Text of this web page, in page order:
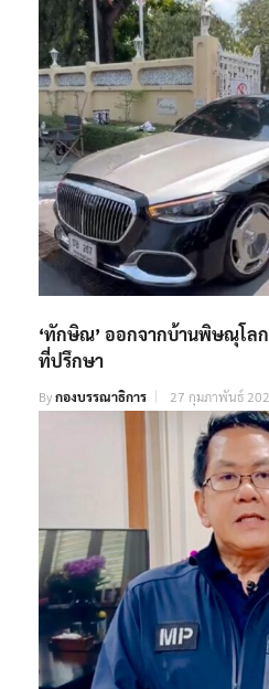
‘ทักษิณ’ ออกจากบ้านพิษณุโล
ที่ปรึกษา
Byกองบรรณาธิการ 27 กุมภาพันธ์